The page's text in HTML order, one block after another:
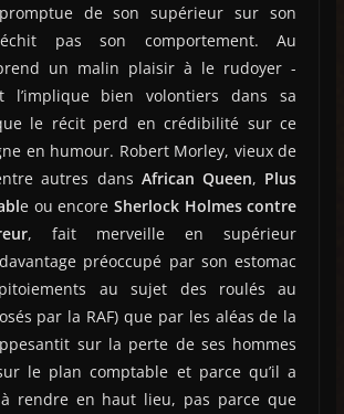
de son supérieur sur son
pas son comportement. Au
un malin plaisir à le rudoyer -
l’implique bien volontiers dans sa
le récit perd en crédibilité sur ce
en humour. Robert Morley, vieux de
autres dans African Queen, Plus
e ou encore Sherlock Holmes contre
, fait merveille en supérieur
préoccupé par son estomac
au sujet des roulés au
par la RAF) que par les aléas de la
sur la perte de ses hommes
le plan comptable et parce qu’il a
rendre en haut lieu, pas parce que